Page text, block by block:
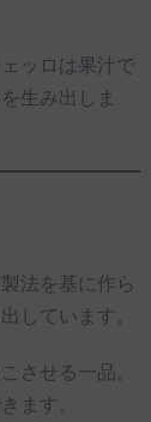
ッロは果汁で
生み出しま
法を基に作ら
しています。
させる一品。
ます。